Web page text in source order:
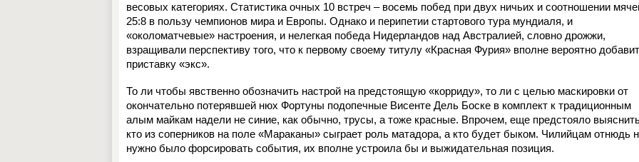
весовых категориях. Статистика очных 10 встреч – восемь побед при двух ничьих и соотношении
25:8 в пользу чемпионов мира и Европы. Однако и перипетии стартового тура мундиаля, и
«околоматчевые» настроения, и нелегкая победа Нидерландов над Австралией, словно дрожжи,
взращивали перспективу того, что к первому своему титулу «Красная Фурия» вполне вероятно добавит
приставку «экс».
То ли чтобы явственно обозначить настрой на предстоящую «корриду», то ли с целью маскировки от
окончательно потерявшей нюх Фортуны подопечные Висенте Дель Боске в комплект к традиционным
алым майкам надели не синие, как обычно, трусы, а тоже красные. Впрочем, еще предстояло
кто из соперников на поле «Мараканы» сыграет роль матадора, а кто будет быком. Чилийцам отнюдь
нужно было форсировать события, их вполне устроила бы и выжидательная позиция.